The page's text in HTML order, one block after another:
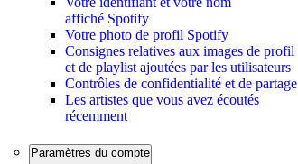
affiché Spotify
Votre photo de profil Spotify
Consignes relatives aux images de profil
et de playlist ajoutées par les utilisateurs
Contrôles de confidentialité et de partage
Les artistes que vous avez écoutés
récemment
Paramètres du compte